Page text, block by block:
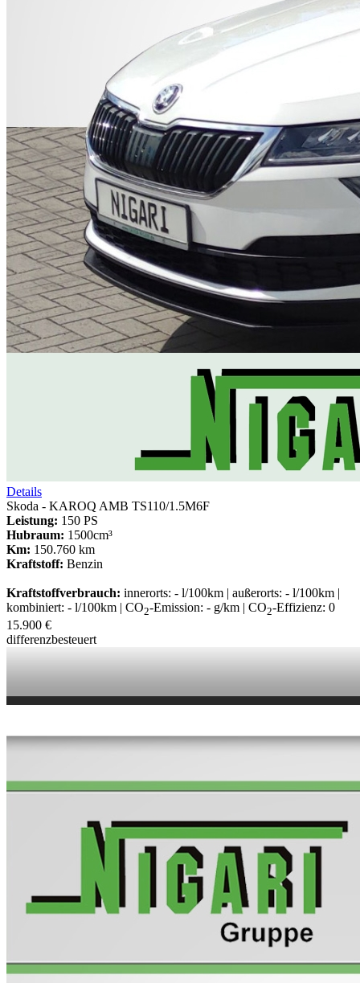
Details
Skoda - KAROQ AMB TS110/1.5M6F
Leistung: 150 PS
Hubraum: 1500cm³
Km: 150.760 km
Kraftstoff: Benzin
Kraftstoffverbrauch: innerorts: - l/100km | außerorts: - l/100km |
kombiniert: - l/100km | CO2-Emission: - g/km | CO2-Effizienz: 0
15.900 €
differenzbesteuert